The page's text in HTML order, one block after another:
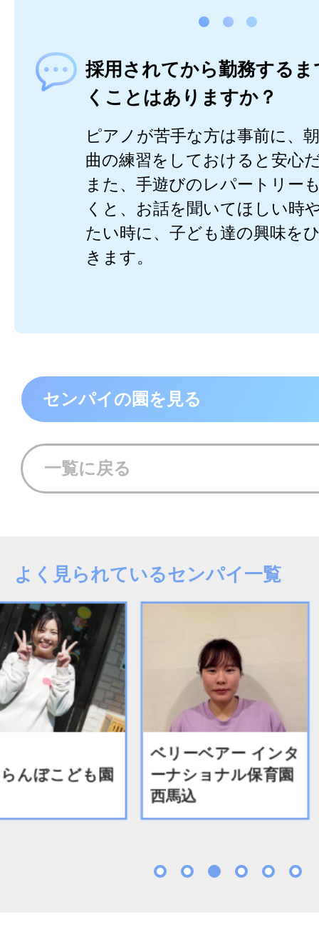
採用されてから勤務する
くことはありますか？
ピアノが苦手な方は事前に、
曲の練習をしておけると安心
また、手遊びのレパートリー
くと、お話を聞いてほしい時
たい時に、子ども達の興味を
きます。
センパイの園を見る
一覧に戻る
よく見られているセンパイ一覧
んぼこども園
ベリーベアー インタ
ーナショナル保育園
西馬込